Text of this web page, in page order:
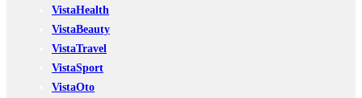
VistaHealth
VistaBeauty
VistaTravel
VistaSport
VistaOto